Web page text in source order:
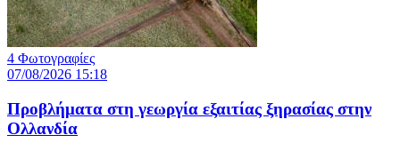
4 Φωτογραφίες
07/08/2026 15:18
Προβλήματα στη γεωργία εξαιτίας ξηρασίας στην
Ολλανδία